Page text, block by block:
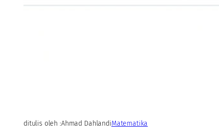
ditulis oleh :Ahmad DahlandiMatematika